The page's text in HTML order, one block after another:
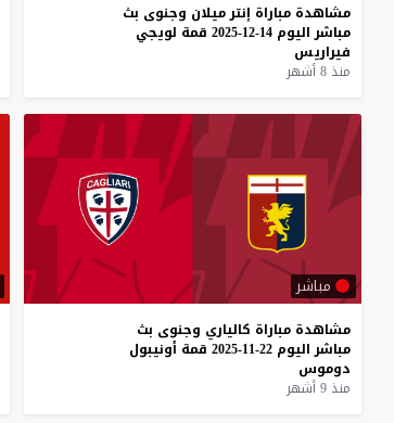
مشاهدة مباراة إنترميلان وجنوى بث
مباشر اليوم 14-12-2025 قمة لويجي
فيراريس
منذ 8 أشهر
مباشر
مشاهدة مباراة كالياري وجنوى بث
مباشر اليوم 22-11-2025 قمة أونيبول
دوموس
منذ 9 أشهر